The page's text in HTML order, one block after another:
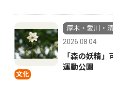
文化
厚木・愛川・清
2026.08.04
「森の妖精
運動公園